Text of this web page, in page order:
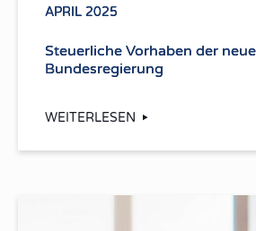
APRIL 2025
Steuerliche Vorhaben der
Bundesregierung
WEITERLESEN